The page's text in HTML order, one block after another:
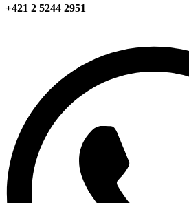
+421 2 5244 2951